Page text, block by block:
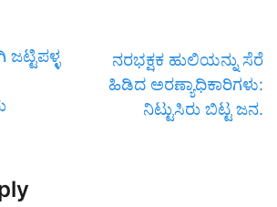
ನರಭಕ್ಷಕ ಹುಲಿಯನ್ನು ಸೆರೆ
ಹಿಡಿದ ಅರಣ್ಯಾಧಿಕಾರಿಗಳು:
ನಿಟ್ಟುಸಿರು ಬಿಟ್ಟ ಜನ.